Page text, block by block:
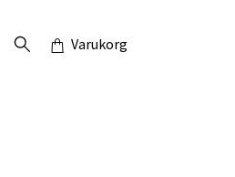
Varukorg